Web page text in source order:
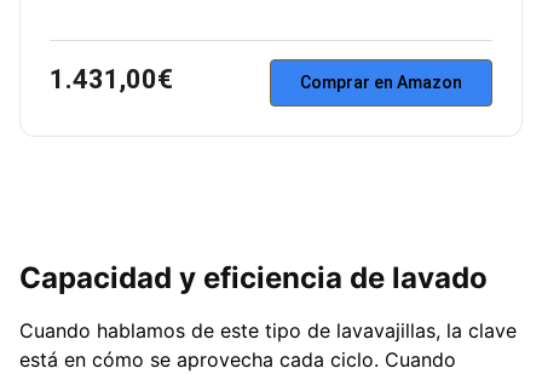
1.431,00€ Comprar en Amazon
Capacidad y eficiencia de lavado
Cuando hablamos de este tipo de lavavajillas, la clave
está en cómo se aprovecha cada ciclo. Cuando